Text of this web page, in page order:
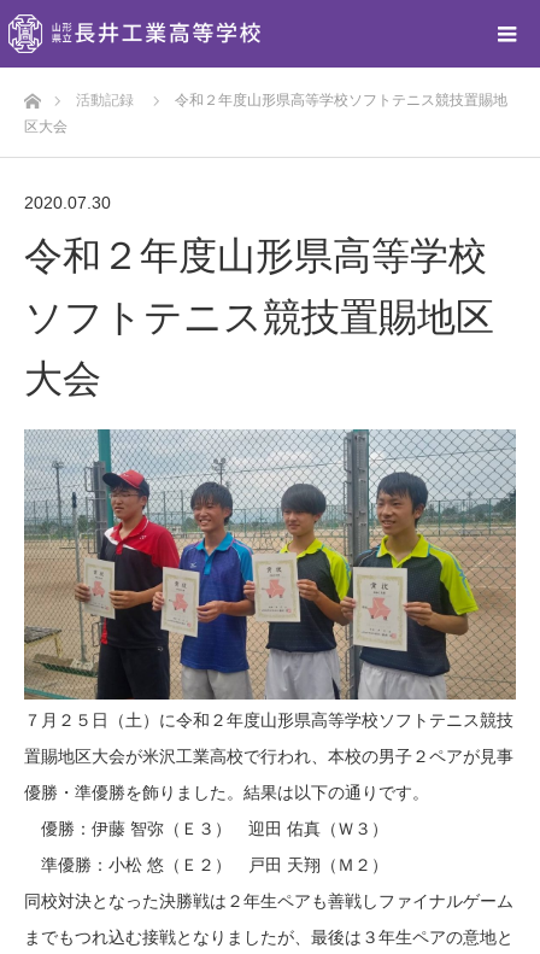
ホーム活動記録
令和２年度山形県高等学校ソフトテニス競技置賜地
区大会
2020.07.30
令和２年度山形県高等学校
ソフトテニス競技置賜地区
大会
７月２５日（土）に令和２年度山形県高等学校ソフトテニス競技
置賜地区大会が米沢工業高校で行われ、本校の男子２ペアが見事
優勝・準優勝を飾りました。結果は以下の通りです。
優勝：伊藤 智弥（Ｅ３） 迎田 佑真（Ｗ３）
準優勝：小松 悠（Ｅ２） 戸田 天翔（Ｍ２）
同校対決となった決勝戦は２年生ペアも善戦しファイナルゲーム
までもつれ込む接戦となりましたが、最後は３年生ペアの意地と